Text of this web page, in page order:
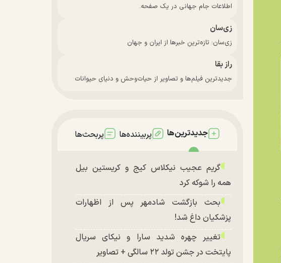
اطلاعات جام جهانی در یک صفحه.
زی‌سان
زی‌سان: تازه‌ترین خبرها از ایران و جهان
راز بقا
جدیدترین فیلم‌ها و تصاویر از حیات‌وحش و دنیای حیوانات
جدیدترین‌ها پربیننده‌ها پربحث‌ها
گریم عجیب نیکلاس کیج و کریستین بیل
همه را شوکه کرد
بحث بازگشت شادمهر پس از اظهارات
پزشکیان داغ شد!
تغییر چهره شدید سارا و نیکای سریال
پایتخت در جشن تولد ۲۲ سالگی + تصاویر